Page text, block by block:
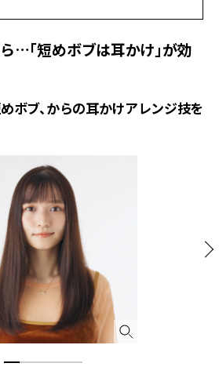
…「短めボブは耳かけ」が効
ボブ、からの耳かけアレンジ技を